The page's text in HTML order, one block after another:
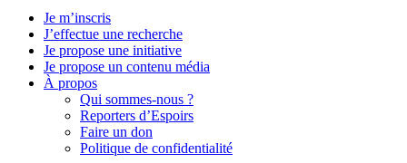
Je m’inscris
J’effectue une recherche
Je propose une initiative
Je propose un contenu média
À propos
Qui sommes-nous ?
Reporters d’Espoirs
Faire un don
Politique de confidentialité